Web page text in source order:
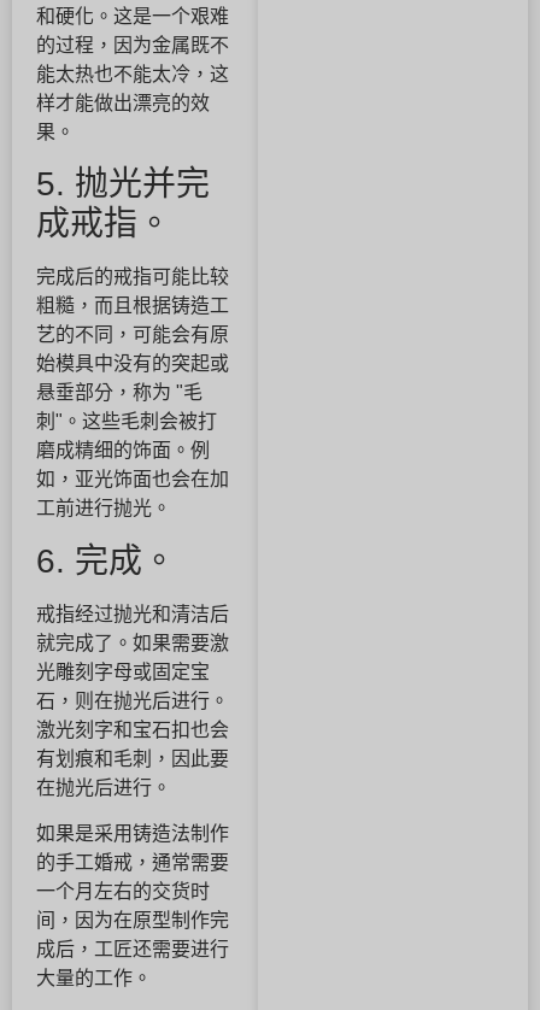
和硬化。这是一个艰难
的过程，因为金属既不
能太热也不能太冷，这
样才能做出漂亮的效
果。
5. 抛光并完
成戒指。
完成后的戒指可能比较
粗糙，而且根据铸造工
艺的不同，可能会有原
始模具中没有的突起或
悬垂部分，称为 "毛
刺"。这些毛刺会被打
磨成精细的饰面。例
如，亚光饰面也会在加
工前进行抛光。
6. 完成。
戒指经过抛光和清洁后
就完成了。如果需要激
光雕刻字母或固定宝
石，则在抛光后进行。
激光刻字和宝石扣也会
有划痕和毛刺，因此要
在抛光后进行。
如果是采用铸造法制作
的手工婚戒，通常需要
一个月左右的交货时
间，因为在原型制作完
成后，工匠还需要进行
大量的工作。